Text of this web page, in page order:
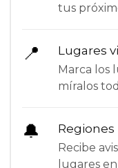
tus
📍 Lugares
Marca los
míralos
🔔 Regiones
Recibe
lugares